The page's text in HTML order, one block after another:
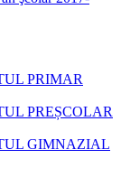
PRIMAR
PREȘCOLAR
GIMNAZIAL